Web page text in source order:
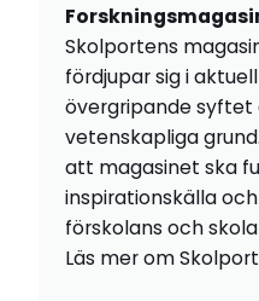
Skolportens
fördjupar sig i
övergripande
vetenskapliga
att magasinet ska
inspirationskälla
förskolans och
Läs mer om